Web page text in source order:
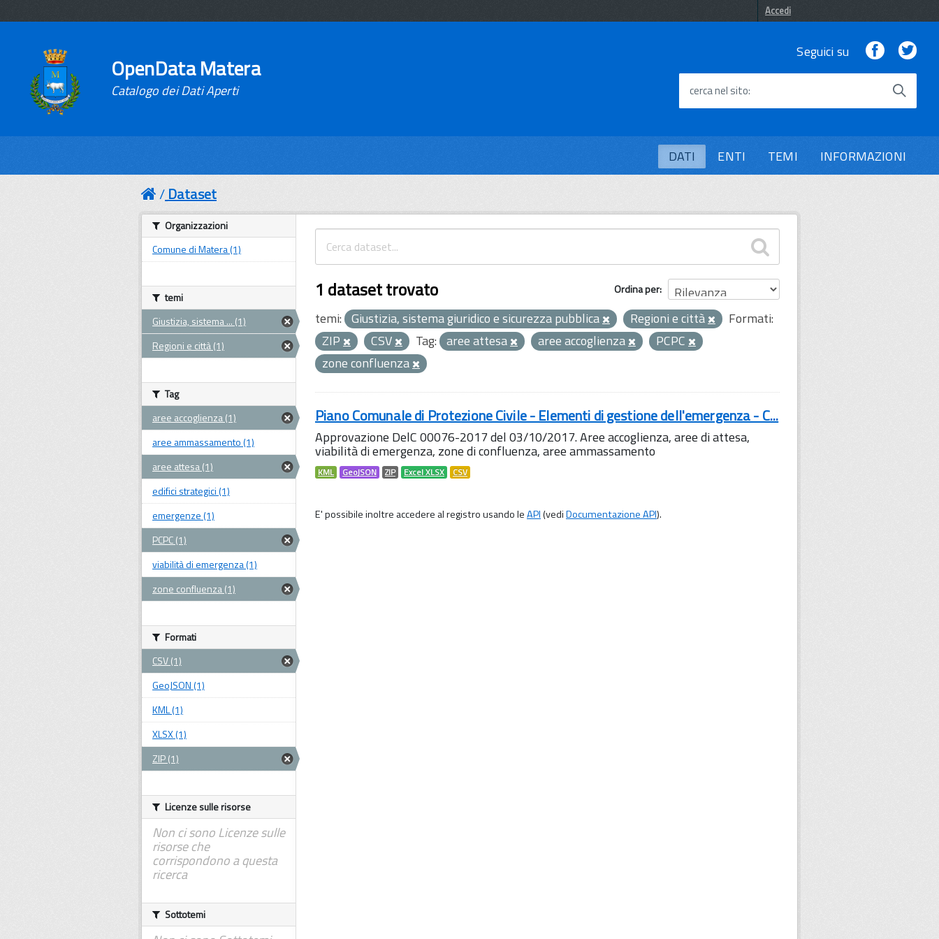
Accedi
OpenData Matera
Catalogo dei Dati Aperti
Seguici su Facebook
cerca nel sito
DATI ENTI TEMI INFORMAZIONI
Dataset
Ordina per
1 dataset trovato
temi: Giustizia, sistema giuridico e sicurezza pubblica Regioni e città
Formati:
ZIP
CSV Tag: aree attesa aree accoglienza
PCPC
zone confluenza
Piano Comunale di Protezione Civile - Elementi di gestione dell'emergenza - C...
Approvazione DelC 00076-2017 del 03/10/2017. Aree accoglienza, aree di attesa,
viabilità di emergenza, zone di confluenza, aree ammassamento
KML GeoJSON ZIP Excel XLSX CSV
E' possibile inoltre accedere al registro usando leAPI(vediDocumentazione API).
Organizzazioni
Comune di Matera (1)
temi
Giustizia, sistema ... (1)
Regioni e città (1)
Tag
aree accoglienza (1)
aree ammassamento (1)
aree attesa (1)
edifici strategici (1)
emergenze (1)
PCPC (1)
viabilità di emergenza (1)
zone confluenza (1)
Formati
CSV (1)
GeoJSON (1)
KML (1)
XLSX (1)
ZIP (1)
Licenze sulle risorse
Non ci sono Licenze sulle
risorse che
corrispondono a questa
ricerca
Sottotemi